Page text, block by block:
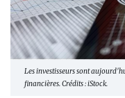
Les investisseurs sont
financières. Crédits : iStock.